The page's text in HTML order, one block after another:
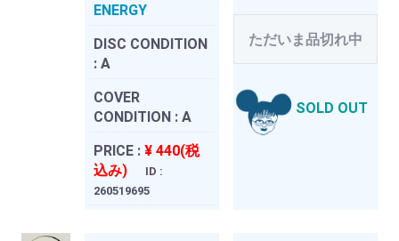
ENERGY
DISC CONDITION
: A
COVER
CONDITION : A
PRICE : ¥ 440(税
込み)
ID :
260519695
ただいま品切れ中
SOLD OUT